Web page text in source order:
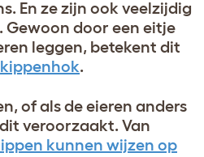
En ze zijn ook veelzijdig
Gewoon door een eitje
leggen, betekent dit
kippenhok.
of als de eieren anders
veroorzaakt. Van
kunnen wijzen op